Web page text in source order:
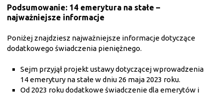
Podsumowanie: 14 emerytura na stałe –
najważniejsze informacje
Poniżej znajdziesz najważniejsze informacje dotyczące
dodatkowego świadczenia pieniężnego.
Sejm przyjął projekt ustawy dotyczącej wprowadzenia
14 emerytury na stałe w dniu 26 maja 2023 roku.
Od 2023 roku dodatkowe świadczenie dla emerytów i